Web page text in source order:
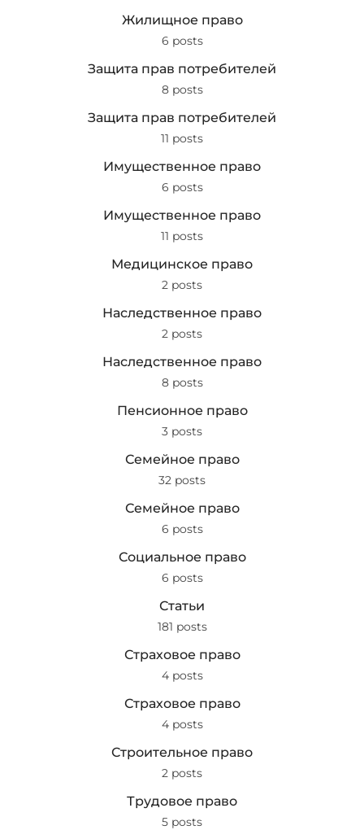
Жилищное право
6 posts
Защита прав потребителей
8 posts
Защита прав потребителей
11 posts
Имущественное право
6 posts
Имущественное право
11 posts
Медицинское право
2 posts
Наследственное право
2 posts
Наследственное право
8 posts
Пенсионное право
3 posts
Семейное право
32 posts
Семейное право
6 posts
Социальное право
6 posts
Статьи
181 posts
Страховое право
4 posts
Страховое право
4 posts
Строительное право
2 posts
Трудовое право
5 posts